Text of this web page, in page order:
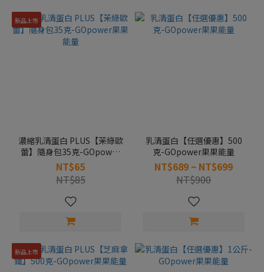
新品上市
濃縮乳清蛋白 PLUS【茉綠歐
蕾】隨身包35克-GOpower
果果能量
NT$65
NT$85
乳清蛋白【任選優惠】500
克-GOpower果果能量
NT$689 ~ NT$699
NT$900
新品上市